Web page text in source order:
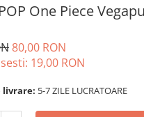
One Piece
80,00 RON
19,00 RON
livrare: 5-7 ZILE LUCRATOARE